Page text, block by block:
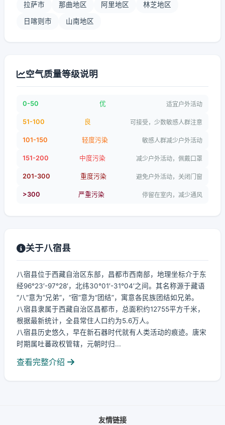
拉萨市 那曲地区 阿里地区 林芝地区
日喀则市 山南地区
空气质量等级说明
0-50 优 适宜户外活动
51-100 良 可接受，少数敏感人群注意
101-150 轻度污染 敏感人群减少户外活动
151-200 中度污染 减少户外活动，佩戴口罩
201-300 重度污染 避免户外活动，关闭门窗
>300 严重污染 停留在室内，减少通风
关于八宿县
八宿县位于西藏自治区东部，昌都市西南部，地理坐标介于东
经96°23′-97°28′，北纬30°01′-31°04′之间。其名称源于藏语
“八”意为“兄弟”，“宿”意为“团结”，寓意各民族团结如兄弟。
八宿县隶属于西藏自治区昌都市，总面积约12755平方千米，
根据最新统计，全县常住人口约为5.6万人。
八宿县历史悠久，早在新石器时代就有人类活动的痕迹。唐宋
时期属吐蕃政权管辖，元朝时归...
查看完整介绍
友情链接